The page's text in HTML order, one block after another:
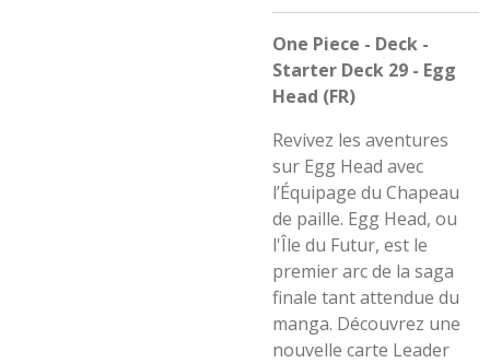
One Piece - Deck -
Starter Deck 29 - Egg
Head (FR)
Revivez les aventures
sur Egg Head avec
l’Équipage du Chapeau
de paille. Egg Head, ou
l'Île du Futur, est le
premier arc de la saga
finale tant attendue du
manga. Découvrez une
nouvelle carte Leader